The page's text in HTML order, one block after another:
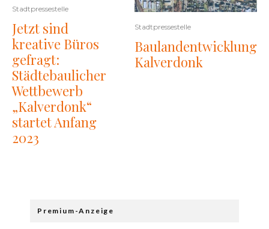
Stadtpressestelle
Jetzt sind
kreative Büros
gefragt:
Städtebaulicher
Wettbewerb
„Kalverdonk“
startet Anfang
2023
Stadtpressestelle
Baulandentwicklung
Kalverdonk
Premium-Anzeige